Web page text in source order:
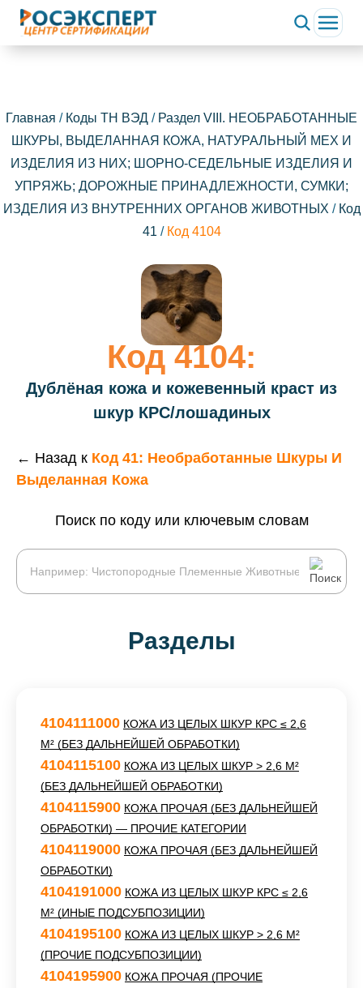
Главная / Коды ТН ВЭД / Раздел VIII. НЕОБРАБОТАННЫЕ
ШКУРЫ, ВЫДЕЛАННАЯ КОЖА, НАТУРАЛЬНЫЙ МЕХ И
ИЗДЕЛИЯ ИЗ НИХ; ШОРНО-СЕДЕЛЬНЫЕ ИЗДЕЛИЯ И
УПРЯЖЬ; ДОРОЖНЫЕ ПРИНАДЛЕЖНОСТИ, СУМКИ;
ИЗДЕЛИЯ ИЗ ВНУТРЕННИХ ОРГАНОВ ЖИВОТНЫХ / Код
41 / Код 4104
Код 4104:
Дублёная кожа и кожевенный краст из
шкур КРС/лошадиных
← Назад к Код 41: Необработанные Шкуры И
Выделанная Кожа
Поиск по коду или ключевым словам
Разделы
4104111000 КОЖА ИЗ ЦЕЛЫХ ШКУР КРС ≤ 2,6
М² (БЕЗ ДАЛЬНЕЙШЕЙ ОБРАБОТКИ)
4104115100 КОЖА ИЗ ЦЕЛЫХ ШКУР > 2,6 М²
(БЕЗ ДАЛЬНЕЙШЕЙ ОБРАБОТКИ)
4104115900 КОЖА ПРОЧАЯ (БЕЗ ДАЛЬНЕЙШЕЙ
ОБРАБОТКИ) — ПРОЧИЕ КАТЕГОРИИ
4104119000 КОЖА ПРОЧАЯ (БЕЗ ДАЛЬНЕЙШЕЙ
ОБРАБОТКИ)
4104191000 КОЖА ИЗ ЦЕЛЫХ ШКУР КРС ≤ 2,6
М² (ИНЫЕ ПОДСУБПОЗИЦИИ)
4104195100 КОЖА ИЗ ЦЕЛЫХ ШКУР > 2,6 М²
(ПРОЧИЕ ПОДСУБПОЗИЦИИ)
4104195900 КОЖА ПРОЧАЯ (ПРОЧИЕ